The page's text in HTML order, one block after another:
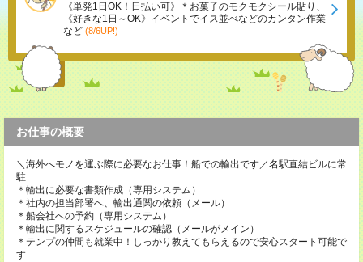
《単発1日OK！日払い可》＊お菓子のモクモクシール貼り、
《好きな1日～OK》イベントでイス並べなどのカンタン作業
など (8/6UP!)
お仕事の概要
＼海外へモノを運ぶ際に必要なお仕事！船での輸出です／名駅直結ビルに常
駐
＊輸出に必要な書類作成（専用システム）
＊社内の担当部署へ、輸出通関の依頼（メール）
＊船会社への予約（専用システム）
＊輸出に関するスケジュールの確認（メールがメイン）
＊テンプの仲間も就業中！しっかり教えてもらえるので安心スタート可能で
す